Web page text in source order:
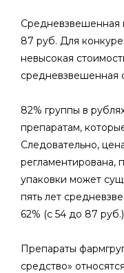
Средневзвешенная
87 руб. Для
невысокая
средневзвешенная
82% группы в
препаратам,
Следовательно,
регламентирована,
упаковки может
пять лет
62% (с 54 до 87
Препараты
средство»